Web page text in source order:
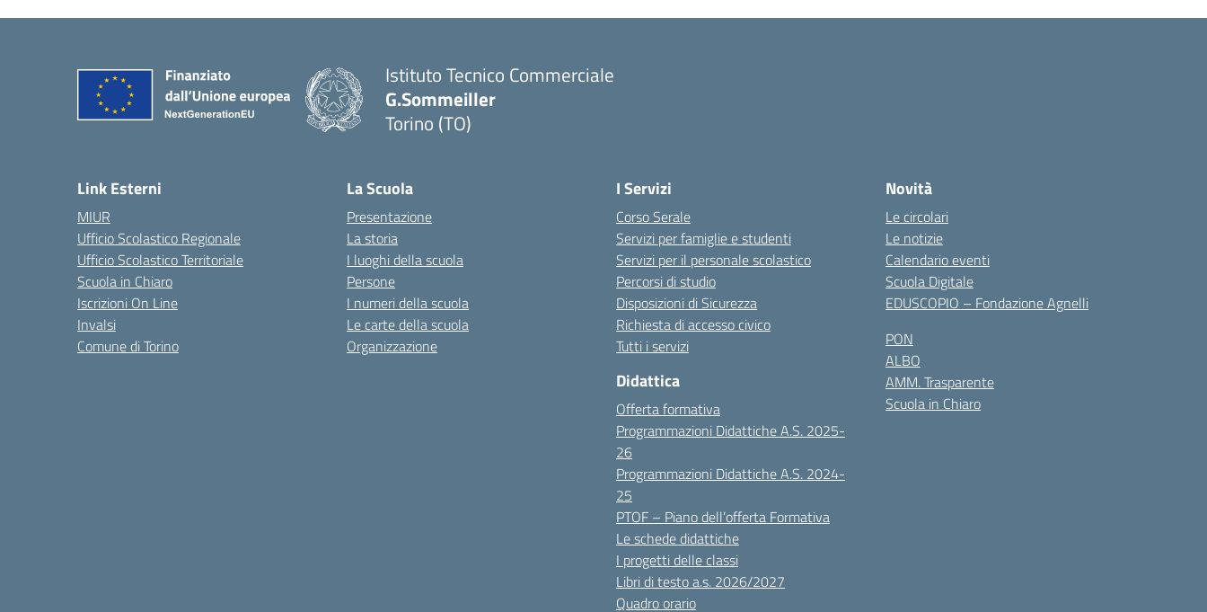
Istituto Tecnico Commerciale
G.Sommeiller
Torino (TO)
Link Esterni
MIUR
Ufficio Scolastico Regionale
Ufficio Scolastico Territoriale
Scuola in Chiaro
Iscrizioni On Line
Invalsi
Comune di Torino
La Scuola
Presentazione
La storia
I luoghi della scuola
Persone
I numeri della scuola
Le carte della scuola
Organizzazione
I Servizi
Corso Serale
Servizi per famiglie e studenti
Servizi per il personale scolastico
Percorsi di studio
Disposizioni di Sicurezza
Richiesta di accesso civico
Tutti i servizi
Didattica
Offerta formativa
Programmazioni Didattiche A.S. 2025-
26
Programmazioni Didattiche A.S. 2024-
25
PTOF – Piano dell’offerta Formativa
Le schede didattiche
I progetti delle classi
Libri di testo a.s. 2026/2027
Quadro orario
Novità
Le circolari
Le notizie
Calendario eventi
Scuola Digitale
EDUSCOPIO – Fondazione Agnelli
PON
ALBO
AMM. Trasparente
Scuola in Chiaro